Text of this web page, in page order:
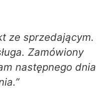
ze sprzedającym.
Zamówiony
następnego dnia